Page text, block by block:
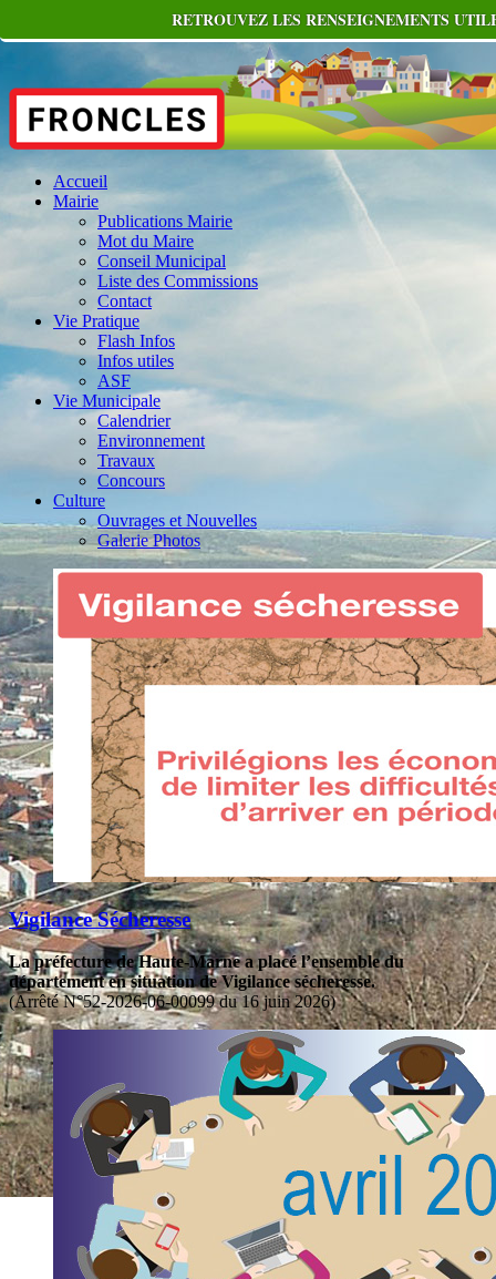
Accueil
Mairie
Publications Mairie
Mot du Maire
Conseil Municipal
Liste des Commissions
Contact
Vie Pratique
Flash Infos
Infos utiles
ASF
Vie Municipale
Calendrier
Environnement
Travaux
Concours
Culture
Ouvrages et Nouvelles
Galerie Photos
Vigilance Sécheresse
La préfecture de Haute-Marne a placé l’ensemble du
département en situation de Vigilance sécheresse.
(Arrêté N°52-2026-06-00099 du 16 juin 2026)
RETROUVEZ LES RENSEIGNEMENTS